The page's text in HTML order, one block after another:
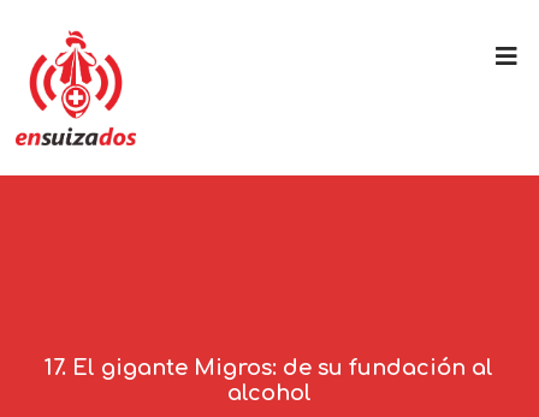
17. El gigante Migros: de su fundación al
alcohol